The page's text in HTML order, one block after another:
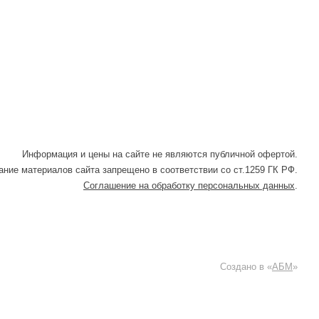
Информация и цены на сайте не являются публичной офертой.
материалов сайта запрещено в соответствии со ст.1259 ГК РФ.
Соглашение на обработку персональных данных.
Создано в «АБМ »